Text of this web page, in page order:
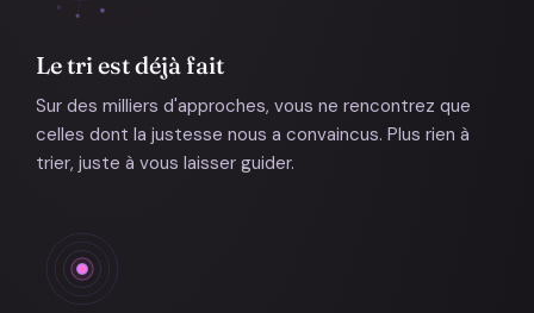
Le tri est déjà fait
Sur des milliers d'approches, vous ne rencontrez que
celles dont la justesse nous a convaincus. Plus rien à
trier, juste à vous laisser guider.